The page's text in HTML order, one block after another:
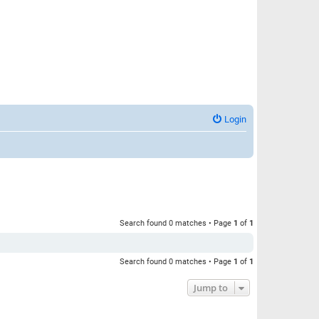
Login
Search found 0 matches • Page 1 of 1
Search found 0 matches • Page 1 of 1
Jump to